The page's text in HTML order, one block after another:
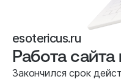
esotericus.ru
Работа
Закончился срок